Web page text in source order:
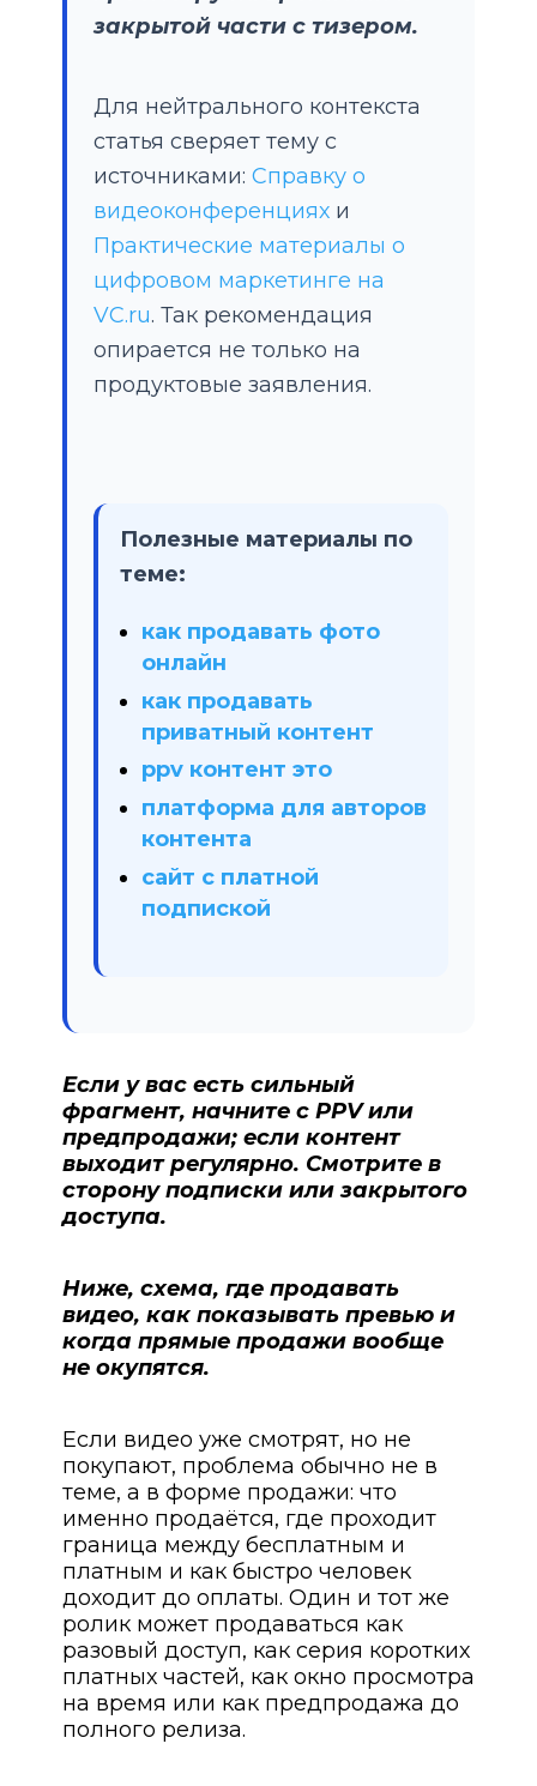
закрытой части с тизером.
Для нейтрального контекста
статья сверяет тему с
источниками: Справку о
видеоконференцияхи
Практические материалы о
цифровом маркетинге на
VC.ru. Так рекомендация
опирается не только на
продуктовые заявления.
Полезные материалы по
теме:
как продавать фото
онлайн
как продавать
приватный контент
ppv контент это
платформа для авторов
контента
сайт с платной
подпиской
Если у вас есть сильный
фрагмент, начните с PPV или
предпродажи; если контент
выходит регулярно. Смотрите в
сторону подписки или закрытого
доступа.
Ниже, схема, где продавать
видео, как показывать превью и
когда прямые продажи вообще
не окупятся.
Если видео уже смотрят, но не
покупают, проблема обычно не в
теме, а в форме продажи: что
именно продаётся, где проходит
граница между бесплатным и
платным и как быстро человек
доходит до оплаты. Один и тот же
ролик может продаваться как
разовый доступ, как серия коротких
платных частей, как окно просмотра
на время или как предпродажа до
полного релиза.